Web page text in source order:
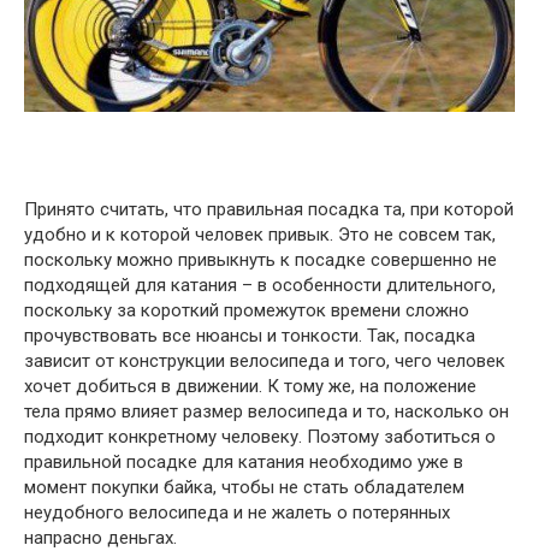
Принято считать, что правильная посадка та, при которой
удобно и к которой человек привык. Это не совсем так,
поскольку можно привыкнуть к посадке совершенно не
подходящей для катания – в особенности длительного,
поскольку за короткий промежуток времени сложно
прочувствовать все нюансы и тонкости. Так, посадка
зависит от конструкции велосипеда и того, чего человек
хочет добиться в движении. К тому же, на положение
тела прямо влияет размер велосипеда и то, насколько он
подходит конкретному человеку. Поэтому заботиться о
правильной посадке для катания необходимо уже в
момент покупки байка, чтобы не стать обладателем
неудобного велосипеда и не жалеть о потерянных
напрасно деньгах.